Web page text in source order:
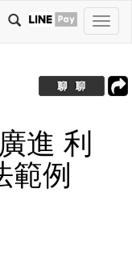
切
換
航
進 利
範例